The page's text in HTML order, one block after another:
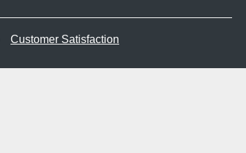
Customer Satisfaction